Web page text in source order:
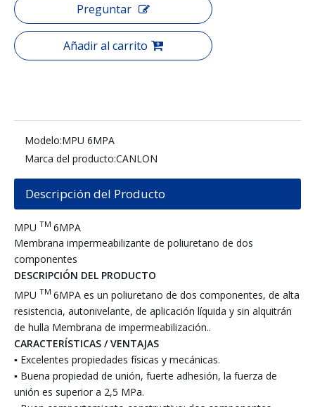
Preguntar
Añadir al carrito
Modelo:MPU 6MPA
Marca del producto:CANLON
Descripción del Producto
MPU TM 6MPA
Membrana impermeabilizante de poliuretano de dos
componentes
DESCRIPCIÓN DEL PRODUCTO
MPU TM 6MPA es un poliuretano de dos componentes, de alta
resistencia, autonivelante, de aplicación líquida y sin alquitrán
de hulla Membrana de impermeabilización..
CARACTERÍSTICAS / VENTAJAS
▪ Excelentes propiedades físicas y mecánicas.
▪ Buena propiedad de unión, fuerte adhesión, la fuerza de
unión es superior a 2,5 MPa.